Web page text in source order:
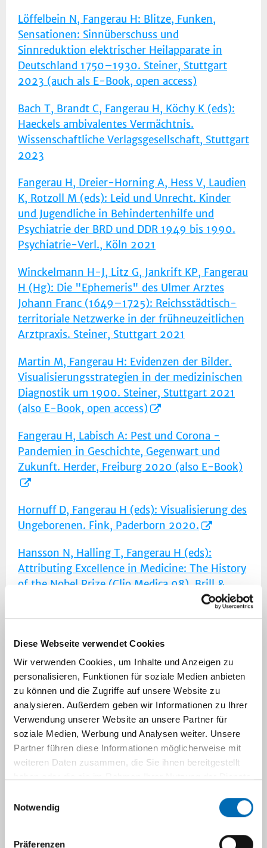
Diese Webseite verwendet Cookies
Wir verwenden Cookies, um Inhalte und Anzeigen zu
personalisieren, Funktionen für soziale Medien anbieten
zu können und die Zugriffe auf unsere Website zu
analysieren. Außerdem geben wir Informationen zu Ihrer
Verwendung unserer Website an unsere Partner für
soziale Medien, Werbung und Analysen weiter. Unsere
Partner führen diese Informationen möglicherweise mit
weiteren Daten zusammen, die Sie ihnen bereitgestellt
Notwendig
Präferenzen
Löffelbein N, Fangerau H: Blitze, Funken,
Sensationen: Sinnüberschuss und
Sinnreduktion elektrischer Heilapparate in
Deutschland 1750–1930. Steiner, Stuttgart
2023 (auch als E-Book, open access)
Bach T, Brandt C, Fangerau H, Köchy K (eds):
Haeckels ambivalentes Vermächtnis.
Wissenschaftliche Verlagsgesellschaft, Stuttgart
2023
Fangerau H, Dreier-Horning A, Hess V, Laudien
K, Rotzoll M (eds): Leid und Unrecht. Kinder
und Jugendliche in Behindertenhilfe und
Psychiatrie der BRD und DDR 1949 bis 1990.
Psychiatrie-Verl., Köln 2021
Winckelmann H-J, Litz G, Jankrift KP, Fangerau
H (Hg): Die "Ephemeris" des Ulmer Arztes
Johann Franc (1649–1725): Reichsstädtisch-
territoriale Netzwerke in der frühneuzeitlichen
Arztpraxis. Steiner, Stuttgart 2021
Martin M, Fangerau H: Evidenzen der Bilder.
Visualisierungsstrategien in der medizinischen
Diagnostik um 1900. Steiner, Stuttgart 2021
(also E-Book, open access)
Fangerau H, Labisch A: Pest und Corona -
Pandemien in Geschichte, Gegenwart und
Zukunft. Herder, Freiburg 2020 (also E-Book)
Hornuff D, Fangerau H (eds): Visualisierung des
Ungeborenen. Fink, Paderborn 2020.
Hansson N, Halling T, Fangerau H (eds):
Attributing Excellence in Medicine: The History
of the Nobel Prize (Clio Medica 98). Brill &
Handbook of Popular Culture and Biomedicine.
Knowledge in the Life Sciences as Cultural
Artefact. Springer, Cham 2019
Diekämper J, Fangerau H, Fehse B, Hampel J,
Hucho F, Köchy K, Könninger S, Korte M, Marx-
Stölting L, Müller-Röber B, Reich J, Schickl H,
Taupitz J, Walter J, Zenke M (eds): Vierter
Gentechnologiebericht: Bilanzierung einer
Hochtechnologie. Nomos, Baden-Baden 2018
Becker T, Fangerau H, Fassl P, Hofer H-G (eds):